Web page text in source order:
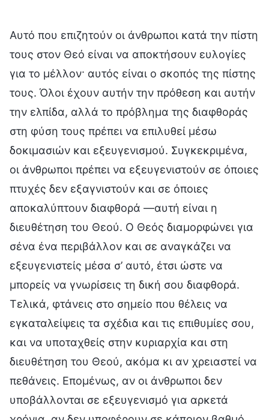
Αυτό που επιζητούν οι άνθρωποι κατά την πίστη
τους στον Θεό είναι να αποκτήσουν ευλογίες
για το μέλλον· αυτός είναι ο σκοπός της πίστης
τους. Όλοι έχουν αυτήν την πρόθεση και αυτήν
την ελπίδα, αλλά το πρόβλημα της διαφθοράς
στη φύση τους πρέπει να επιλυθεί μέσω
δοκιμασιών και εξευγενισμού. Συγκεκριμένα,
οι άνθρωποι πρέπει να εξευγενιστούν σε όποιες
πτυχές δεν εξαγνιστούν και σε όποιες
αποκαλύπτουν διαφθορά —αυτή είναι η
διευθέτηση του Θεού. Ο Θεός διαμορφώνει για
σένα ένα περιβάλλον και σε αναγκάζει να
εξευγενιστείς μέσα σ’ αυτό, έτσι ώστε να
μπορείς να γνωρίσεις τη δική σου διαφθορά.
Τελικά, φτάνεις στο σημείο που θέλεις να
εγκαταλείψεις τα σχέδια και τις επιθυμίες σου,
και να υποταχθείς στην κυριαρχία και στη
διευθέτηση του Θεού, ακόμα κι αν χρειαστεί να
πεθάνεις. Επομένως, αν οι άνθρωποι δεν
υποβάλλονται σε εξευγενισμό για αρκετά